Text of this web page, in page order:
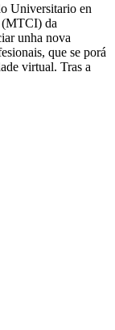
Universitario en
(MTCI) da
unha nova
que se porá
virtual. Tras a